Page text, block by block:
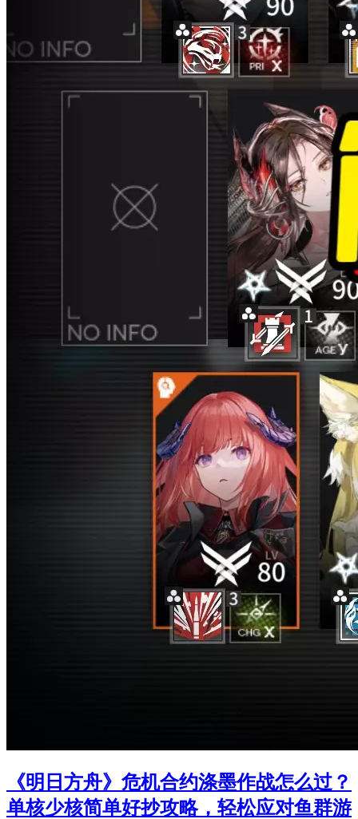
《明日方舟》危机合约涤墨作战怎么过？
单核少核简单好抄攻略，轻松应对鱼群游